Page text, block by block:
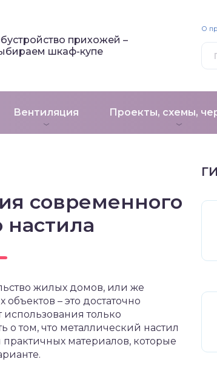
прихожей –
шкаф-купе
Вентиляция Проекты, схемы,
О
современного
настила
жилых домов, или же
– это достаточно
только
о том, что металлический настил
материалов, которые